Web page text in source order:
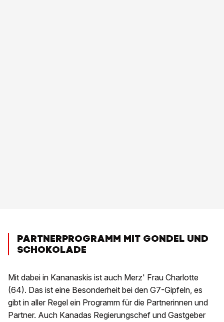
PARTNERPROGRAMM MIT GONDEL UND
SCHOKOLADE
Mit dabei in Kananaskis ist auch Merz' Frau Charlotte
(64). Das ist eine Besonderheit bei den G7-Gipfeln, es
gibt in aller Regel ein Programm für die Partnerinnen und
Partner. Auch Kanadas Regierungschef und Gastgeber